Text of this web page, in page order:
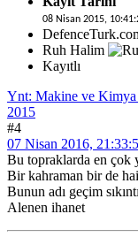
08 Nisan 2015,
Ruh Halim
Kayıtlı
Ynt: Makine ve Kimya
2015
#4
07 Nisan 2016,
Bu topraklarda en çok
Bir kahraman bir de
Bunun adı geçim
Alenen ihanet